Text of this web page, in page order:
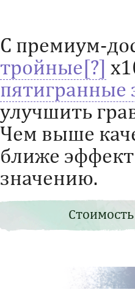
С премиум-
тройные
пятигранные
улучшить
Чем выше
ближе
значению.